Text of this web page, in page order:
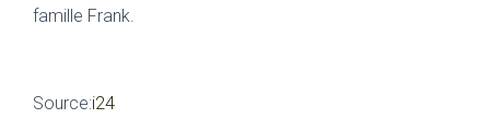
famille Frank.
Source:i24